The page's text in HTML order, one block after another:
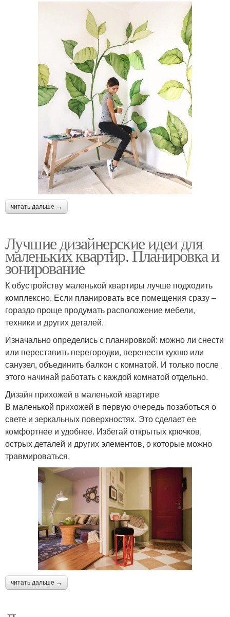
читать дальше →
Лучшие дизайнерские идеи для
маленьких квартир. Планировка и
зонирование
К обустройству маленькой квартиры лучше подходить
комплексно. Если планировать все помещения сразу –
гораздо проще продумать расположение мебели,
техники и других деталей.
Изначально определись с планировкой: можно ли снести
или переставить перегородки, перенести кухню или
санузел, объединить балкон с комнатой. И только после
этого начинай работать с каждой комнатой отдельно.
Дизайн прихожей в маленькой квартире
В маленькой прихожей в первую очередь позаботься о
свете и зеркальных поверхностях. Это сделает ее
комфортнее и удобнее. Избегай открытых крючков,
острых деталей и других элементов, о которые можно
травмироваться.
читать дальше →